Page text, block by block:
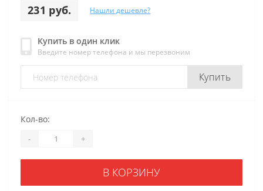
231 руб. Нашли дешевле?
Купить в один клик
Введите номер телефона и мы перезвоним
Купить
Кол-во:
- +
В КОРЗИНУ